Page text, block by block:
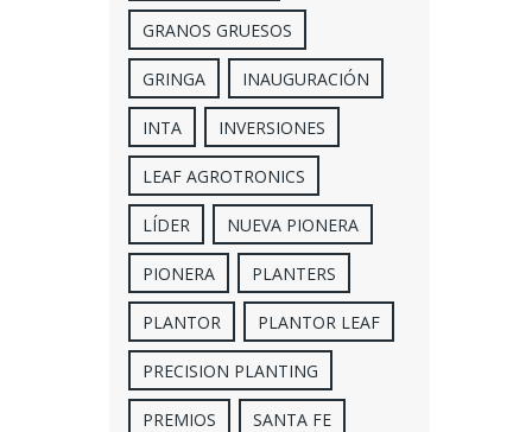
GRANOS GRUESOS
GRINGA INAUGURACIÓN
INTA INVERSIONES
LEAF AGROTRONICS
LÍDER NUEVA PIONERA
PIONERA PLANTERS
PLANTOR PLANTOR LEAF
PRECISION PLANTING
PREMIOS SANTA FE